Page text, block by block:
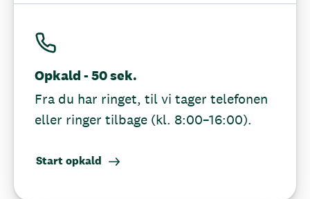
Opkald - 50 sek.
Fra du har ringet, til vi tager telefonen
eller ringer tilbage (kl. 8:00–16:00).
Start opkald